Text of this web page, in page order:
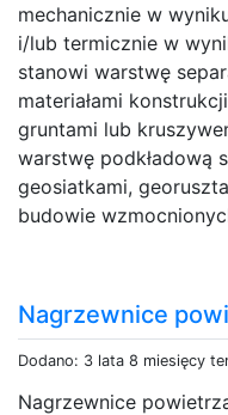
mechanicznie w
i/lub termicznie w
stanowi warstwę
materiałami
gruntami lub
warstwę podkładową
geosiatkami,
budowie
Nagrzewnice
Dodano: 3 lata 8 miesięcy
Nagrzewnice